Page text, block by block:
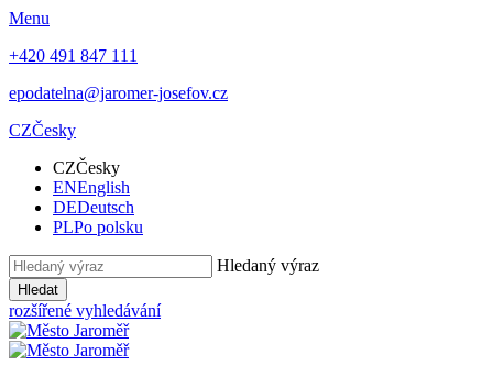
Menu
+420 491 847 111
epodatelna@jaromer-josefov.cz
CZČesky
CZČesky
ENEnglish
DEDeutsch
PLPo polsku
Hledaný výraz
Hledat
rozšířené vyhledávání